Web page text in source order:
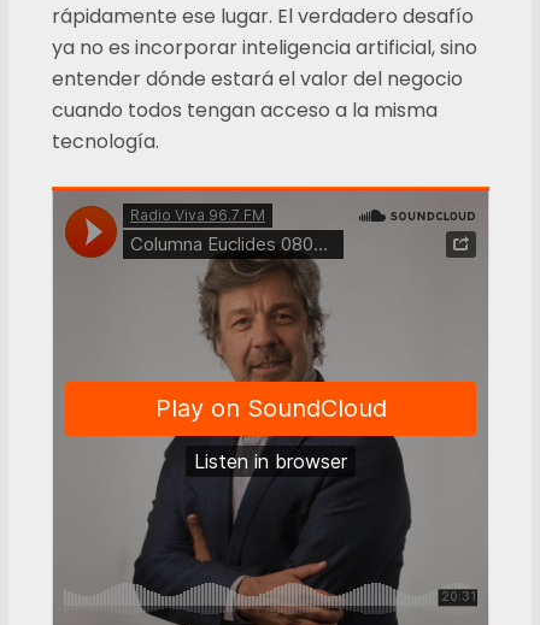
rápidamente ese lugar. El verdadero desafío
ya no es incorporar inteligencia artificial, sino
entender dónde estará el valor del negocio
cuando todos tengan acceso a la misma
tecnología.